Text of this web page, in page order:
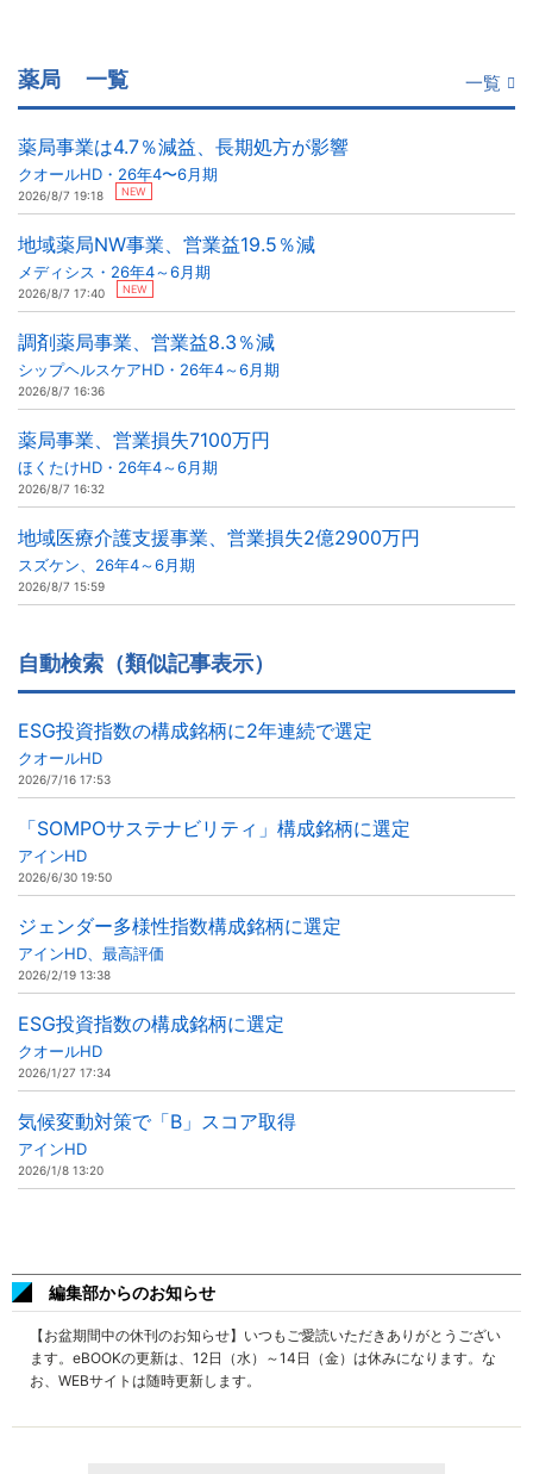
薬局 一覧 一覧
薬局事業は4.7％減益、長期処方が影響
クオールHD・26年4〜6月期
2026/8/7 19:18 NEW
地域薬局NW事業、営業益19.5％減
メディシス・26年4～6月期
2026/8/7 17:40 NEW
調剤薬局事業、営業益8.3％減
シップヘルスケアHD・26年4～6月期
2026/8/7 16:36
薬局事業、営業損失7100万円
ほくたけHD・26年4～6月期
2026/8/7 16:32
地域医療介護支援事業、営業損失2億2900万円
スズケン、26年4～6月期
2026/8/7 15:59
自動検索（類似記事表示）
ESG投資指数の構成銘柄に2年連続で選定
クオールHD
2026/7/16 17:53
「SOMPOサステナビリティ」構成銘柄に選定
アインHD
2026/6/30 19:50
ジェンダー多様性指数構成銘柄に選定
アインHD、最高評価
2026/2/19 13:38
ESG投資指数の構成銘柄に選定
クオールHD
2026/1/27 17:34
気候変動対策で「B」スコア取得
アインHD
2026/1/8 13:20
編集部からのお知らせ
【お盆期間中の休刊のお知らせ】いつもご愛読いただきありがとうござい
ます。eBOOKの更新は、12日（水）～14日（金）は休みになります。な
お、WEBサイトは随時更新します。